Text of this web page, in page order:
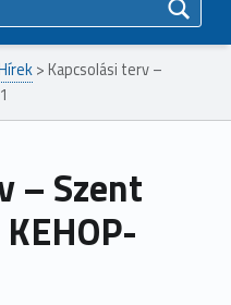
> Kapcsolási terv –
– Szent